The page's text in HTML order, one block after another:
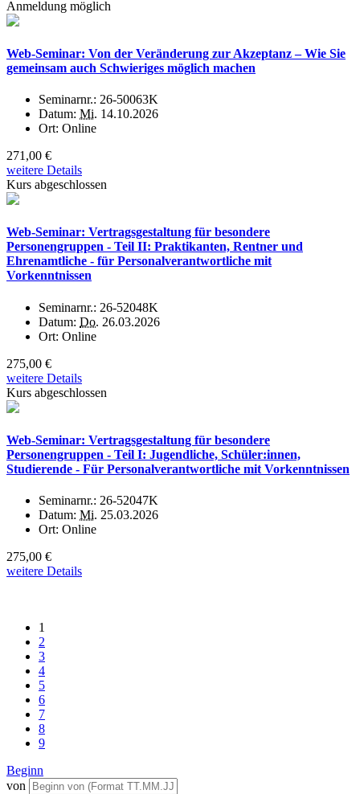
Anmeldung möglich
Web-Seminar: Von der Veränderung zur Akzeptanz – Wie Sie
gemeinsam auch Schwieriges möglich machen
Seminarnr.: 26-50063K
Datum: Mi. 14.10.2026
Ort: Online
271,00 €
weitere Details
Kurs abgeschlossen
Web-Seminar: Vertragsgestaltung für besondere
Personengruppen - Teil II: Praktikanten, Rentner und
Ehrenamtliche - für Personalverantwortliche mit
Vorkenntnissen
Seminarnr.: 26-52048K
Datum: Do. 26.03.2026
Ort: Online
275,00 €
weitere Details
Kurs abgeschlossen
Web-Seminar: Vertragsgestaltung für besondere
Personengruppen - Teil I: Jugendliche, Schüler:innen,
Studierende - Für Personalverantwortliche mit Vorkenntnissen
Seminarnr.: 26-52047K
Datum: Mi. 25.03.2026
Ort: Online
275,00 €
weitere Details
1
2
3
4
5
6
7
8
9
Beginn
von